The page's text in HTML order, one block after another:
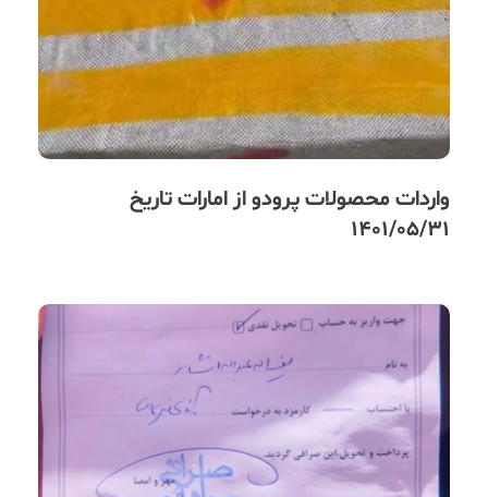
واردات محصولات پرودو از امارات تاریخ
1401/05/31